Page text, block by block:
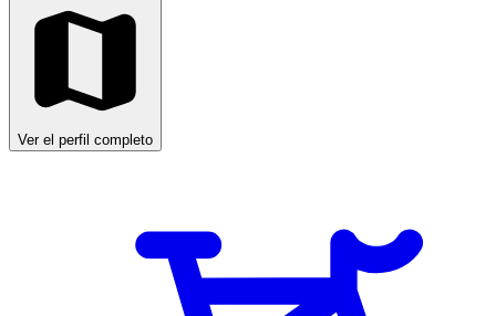
Ver el perfil completo